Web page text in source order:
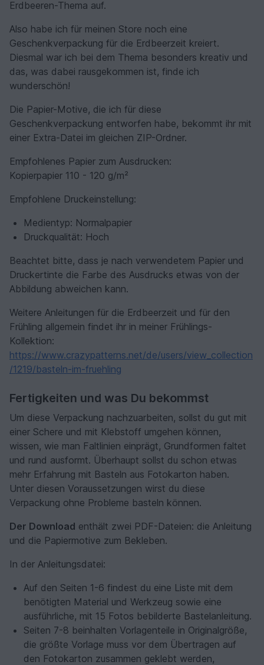
Erdbeeren-Thema auf.
Also habe ich für meinen Store noch eine
Geschenkverpackung für die Erdbeerzeit kreiert.
Diesmal war ich bei dem Thema besonders kreativ und
das, was dabei rausgekommen ist, finde ich
wunderschön!
Die Papier-Motive, die ich für diese
Geschenkverpackung entworfen habe, bekommt ihr mit
einer Extra-Datei im gleichen ZIP-Ordner.
Empfohlenes Papier zum Ausdrucken:
Kopierpapier 110 - 120 g/m²
Empfohlene Druckeinstellung:
Medientyp: Normalpapier
Druckqualität: Hoch
Beachtet bitte, dass je nach verwendetem Papier und
Druckertinte die Farbe des Ausdrucks etwas von der
Abbildung abweichen kann.
Weitere Anleitungen für die Erdbeerzeit und für den
Frühling allgemein findet ihr in meiner Frühlings-
Kollektion:
https://www.crazypatterns.net/de/users/view_collection
/1219/basteln-im-fruehling
Fertigkeiten und was Du bekommst
Um diese Verpackung nachzuarbeiten, sollst du gut mit
einer Schere und mit Klebstoff umgehen können,
wissen, wie man Faltlinien einprägt, Grundformen faltet
und rund ausformt. Überhaupt sollst du schon etwas
mehr Erfahrung mit Basteln aus Fotokarton haben.
Unter diesen Voraussetzungen wirst du diese
Verpackung ohne Probleme basteln können.
Der Download enthält zwei PDF-Dateien: die Anleitung
und die Papiermotive zum Bekleben.
In der Anleitungsdatei:
Auf den Seiten 1-6 findest du eine Liste mit dem
benötigten Material und Werkzeug sowie eine
ausführliche, mit 15 Fotos bebilderte Bastelanleitung.
Seiten 7-8 beinhalten Vorlagenteile in Originalgröße,
die größte Vorlage muss vor dem Übertragen auf
den Fotokarton zusammen geklebt werden,